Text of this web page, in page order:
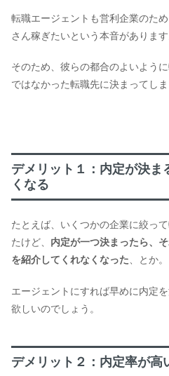
転職エージェントも営利企業のた
さん稼ぎたいという本音があります
そのため、彼らの都合のよいよう
ではなかった転職先に決まってし
デメリット１：内定が決ま
くなる
たとえば、いくつかの企業に絞っ
たけど、 内定が一つ決まったら、
を紹介してくれなくなった、とか。
エージェントにすれば早めに内定
欲しいのでしょう。
デメリット２：内定率が高